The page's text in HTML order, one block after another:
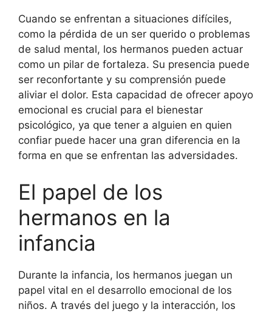
Cuando se enfrentan a situaciones difíciles,
como la pérdida de un ser querido o problemas
de salud mental, los hermanos pueden actuar
como un pilar de fortaleza. Su presencia puede
ser reconfortante y su comprensión puede
aliviar el dolor. Esta capacidad de ofrecer apoyo
emocional es crucial para el bienestar
psicológico, ya que tener a alguien en quien
confiar puede hacer una gran diferencia en la
forma en que se enfrentan las adversidades.
El papel de los
hermanos en la
infancia
Durante la infancia, los hermanos juegan un
papel vital en el desarrollo emocional de los
niños. A través del juego y la interacción, los